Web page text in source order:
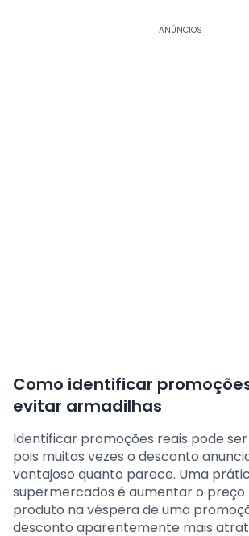
ANÚNCIOS
Como identificar
evitar armadilhas
Identificar promoções reais pode
pois muitas vezes o desconto
vantajoso quanto parece. Uma
supermercados é aumentar o preço
produto na véspera de uma
desconto aparentemente mais